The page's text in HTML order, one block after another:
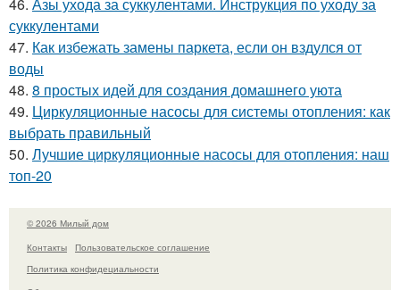
46. Азы ухода за суккулентами. Инструкция по уходу за
суккулентами
47. Как избежать замены паркета, если он вздулся от
воды
48. 8 простых идей для создания домашнего уюта
49. Циркуляционные насосы для системы отопления: как
выбрать правильный
50. Лучшие циркуляционные насосы для отопления: наш
топ-20
© 2026 Милый дом
Контакты
Пользовательское соглашение
Политика конфидециальности